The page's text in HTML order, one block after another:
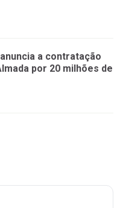
a contratação
por 20 milhões de